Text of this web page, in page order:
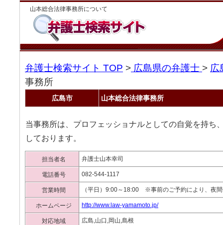
山本総合法律事務所について
弁護士検索サイト TOP > 広島県の弁護士 > 広
事務所
広島市 山本総合法律事務所
当事務所は、プロフェッショナルとしての自覚を持ち
しております。
担当者名 弁護士山本幸司
電話番号 082-544-1117
営業時間 （平日）9:00～18:00 ※事前のご予約により、夜
ホームページ http://www.law-yamamoto.jp/
対応地域 広島,山口,岡山,島根